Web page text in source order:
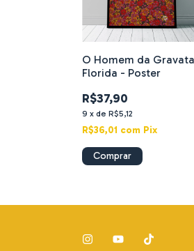
O Homem da Gravata
Florida - Poster
R$37,90
9 x de R$5,12
R$36,01 com Pix
Comprar